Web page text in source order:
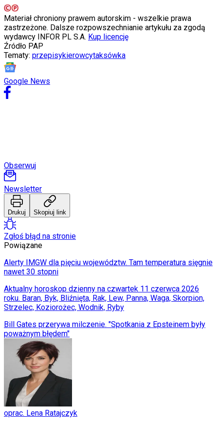
Premiery
Recenzje
Rozrywka
Technologia
Aktualności
Internet
Kultura
Sztuka
Teatr
Magia
Numerologia
Sennik
Kody rabatowe
gazetaprawna.pl
Forsal.pl
INFOR.pl
ZdrowieGO.pl
Materiał chroniony prawem autorskim - wszelkie prawa
zastrzeżone. Dalsze rozpowszechnianie artykułu za zgodą
wydawcy INFOR PL S.A. Kup licencję
Źródło PAP
Tematy: przepisykierowcytaksówka
Google News
Obserwuj
Newsletter
Drukuj Skopiuj link
Zgłoś błąd na stronie
Powiązane
Alerty IMGW dla pięciu województw. Tam temperatura sięgnie
nawet 30 stopni
Aktualny horoskop dzienny na czwartek 11 czerwca 2026
roku. Baran, Byk, Bliźnięta, Rak, Lew, Panna, Waga, Skorpion,
Strzelec, Koziorożec, Wodnik, Ryby
Bill Gates przerywa milczenie. "Spotkania z Epsteinem były
poważnym błędem"
oprac. Lena Ratajczyk